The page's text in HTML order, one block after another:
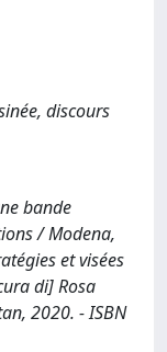
discours
bande
/ Modena,
et visées
di] Rosa
2020. - ISBN